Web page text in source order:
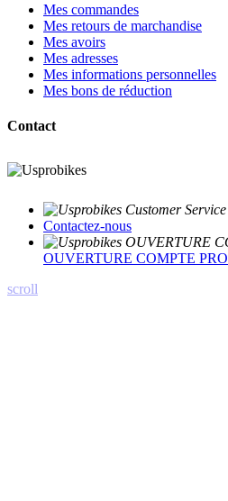
Mes commandes
Mes retours de marchandise
Mes avoirs
Mes adresses
Mes informations personnelles
Mes bons de réduction
Contact
Contactez-nous
OUVERTURE COMPTE PRO
scroll